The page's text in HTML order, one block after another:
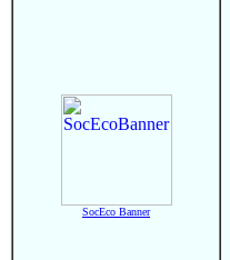
SocEco Banner